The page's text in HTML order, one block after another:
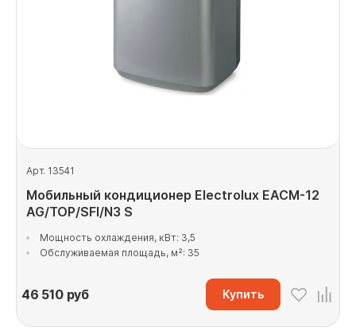
Арт. 13541
Мобильный кондиционер Electrolux EACM-12
AG/TOP/SFI/N3 S
Мощность охлаждения, кВт: 3,5
Обслуживаемая площадь, м²: 35
46 510руб Купить